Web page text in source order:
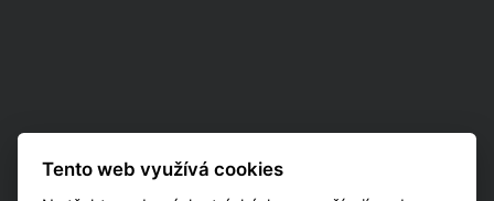
Tento web využívá cookies